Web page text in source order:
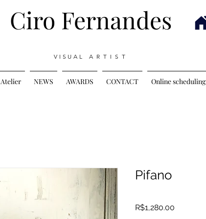
Atelier NEWS AWARDS CONTACT Online scheduling
V I S U A L A R T I S T
Ciro Fernandes
Pifano
R$1,280.00